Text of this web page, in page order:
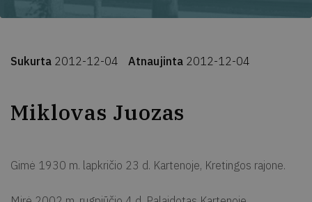
Sukurta 2012-12-04 Atnaujinta 2012-12-04
Miklovas Juozas
Gimė 1930 m. lapkričio 23 d. Kartenoje, Kretingos rajone.